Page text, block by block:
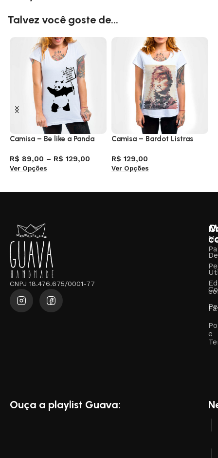
Talvez você goste de...
Camisa – Be like a Panda
R$ 89,00 – R$ 129,00
Ver Opções
Camisa – Bardot Listras
R$ 129,00
Ver Opções
CNPJ 18.476.675/0001-77
e
Ouça a playlist Guava: